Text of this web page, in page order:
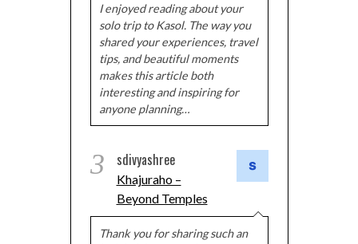
I enjoyed reading about your
solo trip to Kasol. The way you
shared your experiences, travel
tips, and beautiful moments
makes this article both
interesting and inspiring for
anyone planning…
3 sdivyashree
Khajuraho –
Beyond Temples
Thank you for sharing such an